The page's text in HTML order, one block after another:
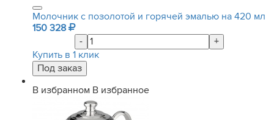
Молочник с позолотой и горячей эмалью на 420 мл
150 328
-
+
Купить в 1 клик
В избранном В избранное